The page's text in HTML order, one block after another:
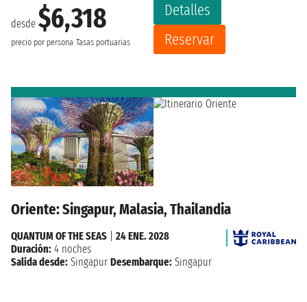
desde $6,318
precio por persona Tasas portuarias
Detalles
Reservar
Oriente: Singapur, Malasia, Thailandia
QUANTUM OF THE SEAS
24 ENE. 2028
Duración: 4 noches
Salida desde: Singapur Desembarque: Singapur